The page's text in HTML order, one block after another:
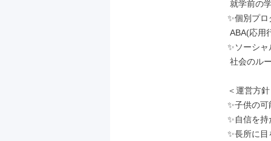
✨個別プロ
✨ソーシ
＜運営方
✨子供の
✨自信を
✨長所に